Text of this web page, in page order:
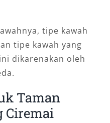
tipe kawah
tipe kawah yang
dikarenakan oleh
Taman
Ciremai